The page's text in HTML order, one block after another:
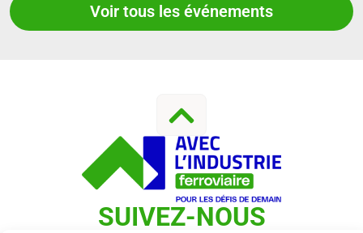
Voir tous les événements
SUIVEZ-NOUS